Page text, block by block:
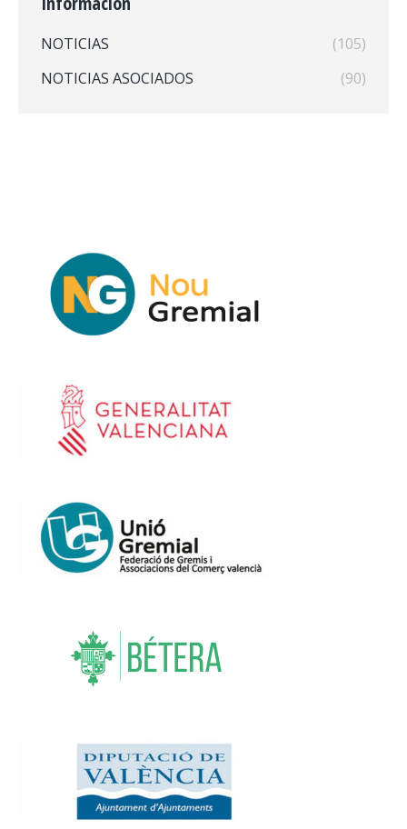
NOTICIAS
(105)
NOTICIAS ASOCIADOS
(90)